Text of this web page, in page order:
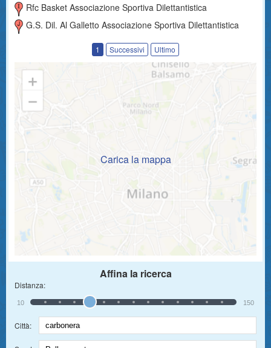
Rfc Basket Associazione Sportiva Dilettantistica
G.s. Dil. Al Galletto Associazione Sportiva Dilettantistica
1 Successivi Ultimo
Carica la mappa
Affina la ricerca
Distanza:
10 150
Città: